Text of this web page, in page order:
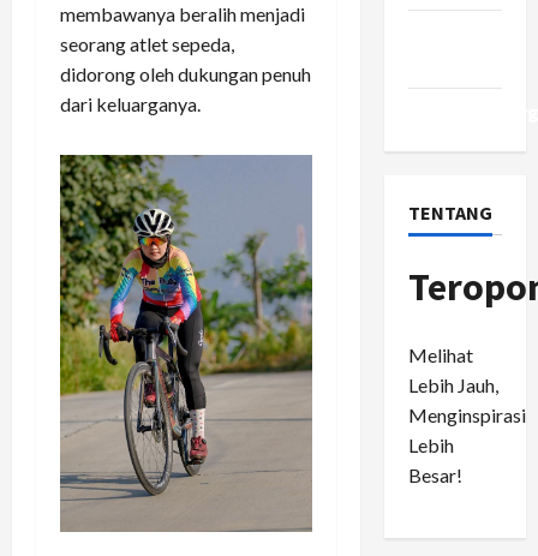
membawanya beralih menjadi
seorang atlet sepeda,
didorong oleh dukungan penuh
dari keluarganya.
TENTANG
Melihat
Lebih Jauh,
Menginspirasi
Lebih
Besar!